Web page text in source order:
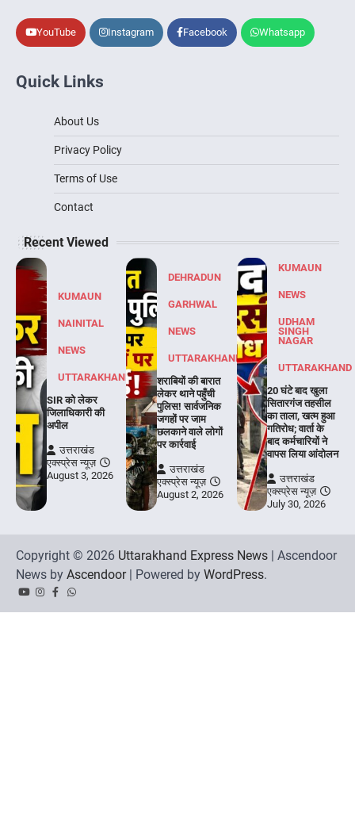
YouTube Instagram Facebook Whatsapp
Quick Links
About Us
Privacy Policy
Terms of Use
Contact
Recent Viewed
KUMAUN
NAINITAL
NEWS
UTTARAKHAND
SIR को लेकर
जिलाधिकारी की
अपील
उत्तराखंड
एक्स्प्रेस न्यूज़
August 3, 2026
DEHRADUN
GARHWAL
NEWS
UTTARAKHAND
शराबियों की बारात
लेकर थाने पहुँची
पुलिस! सार्वजनिक
जगहों पर जाम
छलकाने वाले लोगों
पर कार्रवाई
उत्तराखंड
एक्स्प्रेस न्यूज़
August 2, 2026
KUMAUN
NEWS
UDHAM
SINGH
NAGAR
UTTARAKHAND
20 घंटे बाद खुला
सितारगंज तहसील
का ताला, खत्म हुआ
गतिरोध; वार्ता के
बाद कर्मचारियों ने
वापस लिया आंदोलन
उत्तराखंड
एक्स्प्रेस न्यूज़
July 30, 2026
Copyright © 2026 Uttarakhand Express News | Ascendoor
News by Ascendoor| Powered by WordPress.
YouTubeInstagram
Facebook
Whatsapp